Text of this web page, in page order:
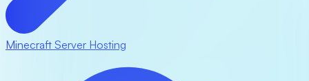
Minecraft Server Hosting